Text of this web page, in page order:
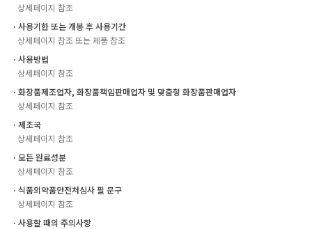
상세페이지 참조
ㆍ사용기한 또는 개봉 후 사용기간
상세페이지 참조 또는 제품 참조
ㆍ사용방법
상세페이지 참조
ㆍ화장품제조업자, 화장품책임판매업자 및 맞춤형 화장품판매업자
상세페이지 참조
ㆍ제조국
상세페이지 참조
ㆍ모든 원료성분
상세페이지 참조
ㆍ식품의약품안전처심사 필 문구
상세페이지 참조
ㆍ사용할 때의 주의사항